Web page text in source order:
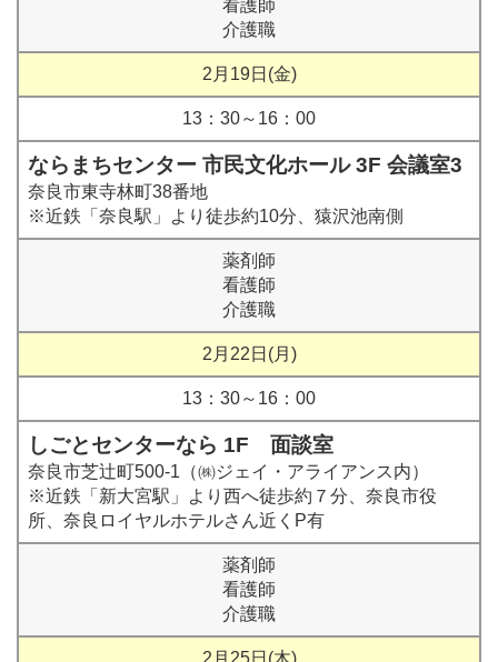
看護師
介護職
2月19日(金)
13：30～16：00
ならまちセンター 市民文化ホール 3F 会議室3
奈良市東寺林町38番地
※近鉄「奈良駅」より徒歩約10分、猿沢池南側
薬剤師
看護師
介護職
2月22日(月)
13：30～16：00
しごとセンターなら 1F 面談室
奈良市芝辻町500-1（㈱ジェイ・アライアンス内）
※近鉄「新大宮駅」より西へ徒歩約７分、奈良市役
所、奈良ロイヤルホテルさん近くP有
薬剤師
看護師
介護職
2月25日(木)